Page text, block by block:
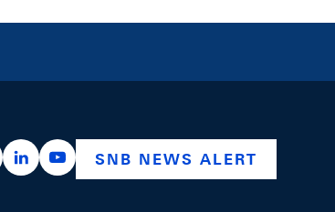
https://x.com/snb_bns
https://ch.linkedin.com/company/swiss-
https://www.youtube.com/
SNB NEWS ALERT